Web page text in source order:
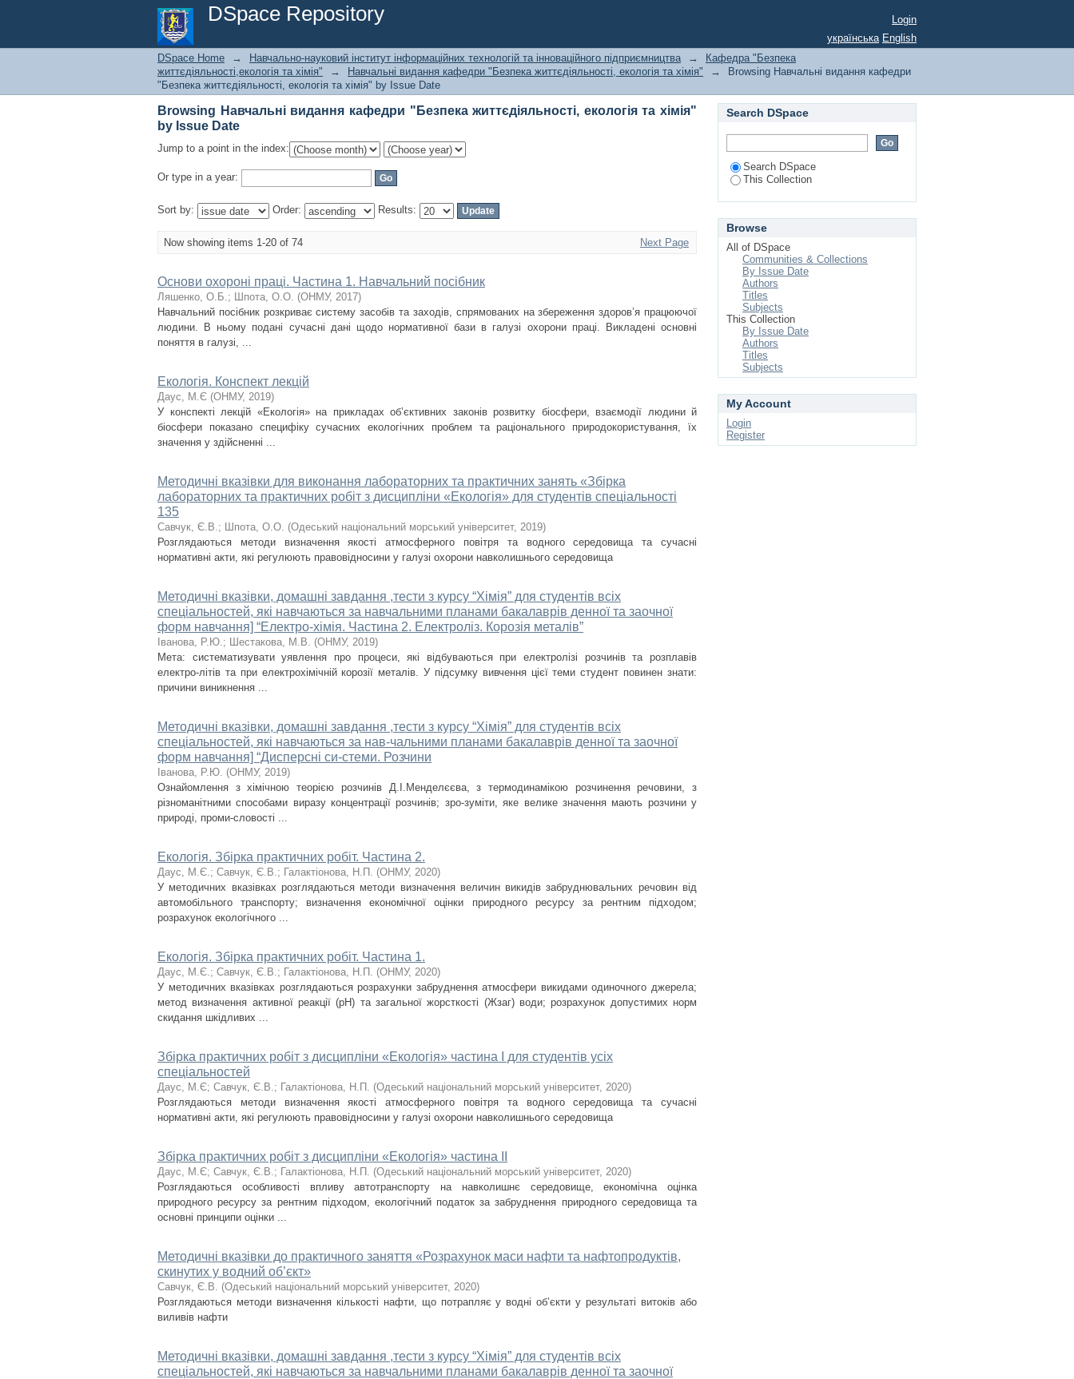
DSpace Repository
Browsing Навчальні видання кафедри "Безпека життєдіяльності, екологія та хімія" by Issue Date
Login
українська English
DSpace Home
→ Навчально-науковий інститут інформаційних технологій та інноваційного підприємництва →
Кафедра "Безпека
життєдіяльності,екологія та хімія"
→ Навчальні видання кафедри "Безпека життєдіяльності, екологія та хімія" →
Browsing Навчальні видання кафедри
"Безпека життєдіяльності, екологія та хімія" by Issue Date
Browsing Навчальні видання кафедри "Безпека життєдіяльності, екологія та хімія"
by Issue Date
Jump to a point in the index:
Or type in a year:
Sort by: Order: Results:
Now showing items 1-20 of 74 Next Page
Основи охороні праці. Частина 1. Навчальний посібник
Ляшенко, О.Б.; Шпота, О.О. (ОНМУ, 2017)
Навчальний посібник розкриває систему засобів та заходів, спрямованих на збереження здоров’я працюючої
людини. В ньому подані сучасні дані щодо нормативної бази в галузі охорони праці. Викладені основні
поняття в галузі, ...
Екологія. Конспект лекцій
Даус, М.Є (ОНМУ, 2019)
У конспекті лекцій «Екологія» на прикладах об’єктивних законів розвитку біосфери, взаємодії людини й
біосфери показано специфіку сучасних екологічних проблем та раціонального природокористування, їх
значення у здійсненні ...
Методичні вказівки для виконання лабораторних та практичних занять «Збірка
лабораторних та практичних робіт з дисципліни «Екологія» для студентів спеціальності
135
Савчук, Є.В.; Шпота, О.О. (Одеський національний морський університет, 2019)
Розглядаються методи визначення якості атмосферного повітря та водного середовища та сучасні
нормативні акти, які регулюють правовідносини у галузі охорони навколишнього середовища
Методичні вказівки, домашні завдання ,тести з курсу “Хімія” для студентів всіх
спеціальностей, які навчаються за навчальними планами бакалаврів денної та заочної
форм навчання] “Електро-хімія. Частина 2. Електроліз. Корозія металів”
Іванова, Р.Ю.; Шестакова, М.В. (ОНМУ, 2019)
Мета: систематизувати уявлення про процеси, які відбуваються при електролізі розчинів та розплавів
електро-літів та при електрохімічній корозії металів. У підсумку вивчення цієї теми студент повинен знати:
причини виникнення ...
Методичні вказівки, домашні завдання ,тести з курсу “Хімія” для студентів всіх
спеціальностей, які навчаються за нав-чальними планами бакалаврів денної та заочної
форм навчання] “Дисперсні си-стеми. Розчини
Іванова, Р.Ю. (ОНМУ, 2019)
Ознайомлення з хімічною теорією розчинів Д.І.Менделєєва, з термодинамікою розчинення речовини, з
різноманітними способами виразу концентрації розчинів; зро-зуміти, яке велике значення мають розчини у
природі, проми-словості ...
Екологія. Збірка практичних робіт. Частина 2.
Даус, М.Є.; Савчук, Є.В.; Галактіонова, Н.П. (ОНМУ, 2020)
У методичних вказівках розглядаються методи визначення величин викидів забруднювальних речовин від
автомобільного транспорту; визначення економічної оцінки природного ресурсу за рентним підходом;
розрахунок екологічного ...
Екологія. Збірка практичних робіт. Частина 1.
Даус, М.Є.; Савчук, Є.В.; Галактіонова, Н.П. (ОНМУ, 2020)
У методичних вказівках розглядаються розрахунки забруднення атмосфери викидами одиночного джерела;
метод визначення активної реакції (рН) та загальної жорсткості (Жзаг) води; розрахунок допустимих норм
скидання шкідливих ...
Збірка практичних робіт з дисципліни «Екологія» частина І для студентів усіх
спеціальностей
Даус, М.Є; Савчук, Є.В.; Галактіонова, Н.П. (Одеський національний морський університет, 2020)
Розглядаються методи визначення якості атмосферного повітря та водного середовища та сучасні
нормативні акти, які регулюють правовідносини у галузі охорони навколишнього середовища
Збірка практичних робіт з дисципліни «Екологія» частина ІІ
Даус, М.Є; Савчук, Є.В.; Галактіонова, Н.П. (Одеський національний морський університет, 2020)
Розглядаються особливості впливу автотранспорту на навколишнє середовище, економічна оцінка
природного ресурсу за рентним підходом, екологічний податок за забруднення природного середовища та
основні принципи оцінки ...
Методичні вказівки до практичного заняття «Розрахунок маси нафти та нафтопродуктів,
скинутих у водний об’єкт»
Савчук, Є.В. (Одеський національний морський університет, 2020)
Розглядаються методи визначення кількості нафти, що потрапляє у водні об’єкти у результаті витоків або
виливів нафти
Методичні вказівки, домашні завдання ,тести з курсу “Хімія” для студентів всіх
спеціальностей, які навчаються за навчальними планами бакалаврів денної та заочної
Search DSpace
Search DSpace
This Collection
Browse
All of DSpace
Communities & Collections
By Issue Date
Authors
Titles
Subjects
This Collection
By Issue Date
Authors
Titles
Subjects
My Account
Login
Register